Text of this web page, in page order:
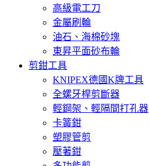
高級電工刀
金屬刷輪
油石、海棉砂塊
東昇平面砂布輪
剪鉗工具
KNIPEX德國K牌工具
全螺牙桿剪斷器
輕鋼架、輕隔間打孔器
卡簧鉗
塑膠管剪
壓著鉗